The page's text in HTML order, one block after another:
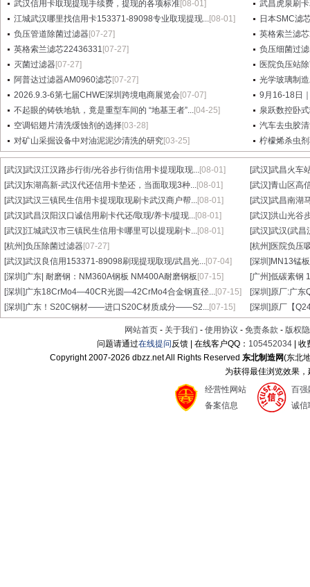
武汉信用卡取现提现手续费，提现的各项标准[08-01]
武昌虎泉刷
江城武汉哪里找信用卡153371-89098专业取现提现...[08-01]
日本SMC滤
负压管道除菌过滤器[07-27]
英格索兰滤
英格索兰滤芯22436331 [07-27]
负压细菌过
灭菌过滤器[07-27]
医院负压站
阿普达过滤器AM0960滤芯[07-27]
光学玻璃制
2026.9.3-6第七届CHWE深圳跨境电商展览会[07-07]
9月16-18日
不起眼的铸铁地轨，竟是重型车间的 “地基王者”...[04-25]
泉跃数控卧
空调铝翅片清洗缓蚀剂的选择[03-28]
汽车去虫胶
对矿山采掘设备中对油泥泥沙清洗的研究[03-25] 柠檬烯杀虫
[武汉]武汉江汉路步行街/光谷步行街信用卡提现取现...[08-01] [武汉]武昌火车
[武汉]东湖高新-武汉代还信用卡垫还，当面取现3种...[08-01] [武汉]青山区高
[武汉]武汉三镇民生信用卡提现取现刷卡武汉商户帮...[08-01] [武汉]武昌南湖
[武汉]武昌汉阳汉口诚信用刷卡代还/取现/养卡/提现...[08-01] [武汉]洪山光谷
[武汉]江城武汉市三镇民生信用卡哪里可以提现刷卡...[08-01] [武汉]武汉(武昌
[杭州]负压除菌过滤器[07-27] [杭州] 医院负压
[武汉]武汉良信用153371-89098刷现提现取现/武昌光...[07-04] [深圳] MN13锰
[深圳]广东| 耐磨钢：NM360A钢板 NM400A耐磨钢板 [07-15] [广州]低碳素钢
[深圳]广东18CrMo4—40CR光圆—42CrMo4合金钢直径...[07-15] [深圳]原厂:广东
[深圳]广东！S20C钢材——进口S20C材质成分——S2...[07-15] [深圳]原厂【
网站首页 - 关于我们 - 使用协议 - 免责条款 - 版权
问题请通过在线提问反馈 | 在线客户QQ： 105452034 |
Copyright 2007-2026 dbzz.net All Rights Reserved东北制造网(东北
为获得最佳浏览效果
经营性网站
备案信息
百强
诚信